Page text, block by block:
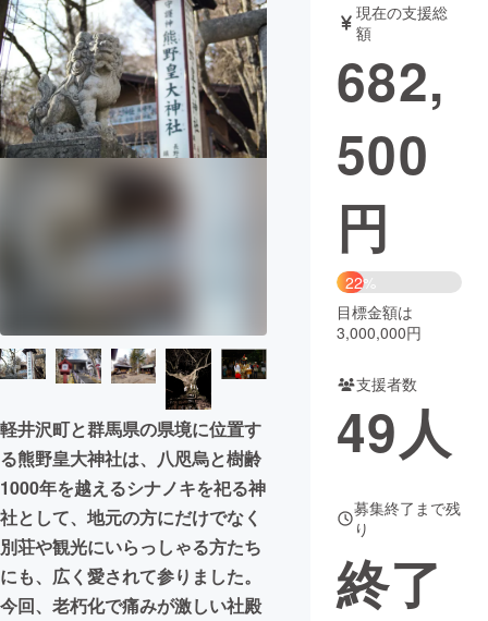
テクノロジー・ガジェット
映像・映画 書籍・雑誌
ビジネス・起業 チャレンジ
CAMPFIRE Creation
コミュニティ
軽井沢町と群馬県の県境に位置す
る熊野皇大神社は、八咫烏と樹齢
1000年を越えるシナノキを祀る神
社として、地元の方にだけでなく
別荘や観光にいらっしゃる方たち
にも、広く愛されて参りました。
今回、老朽化で痛みが激しい社殿
現在の支援総
額
682,
500
円
22%
目標金額は
3,000,000円
支援者数
49人
募集終了まで残
り
終了